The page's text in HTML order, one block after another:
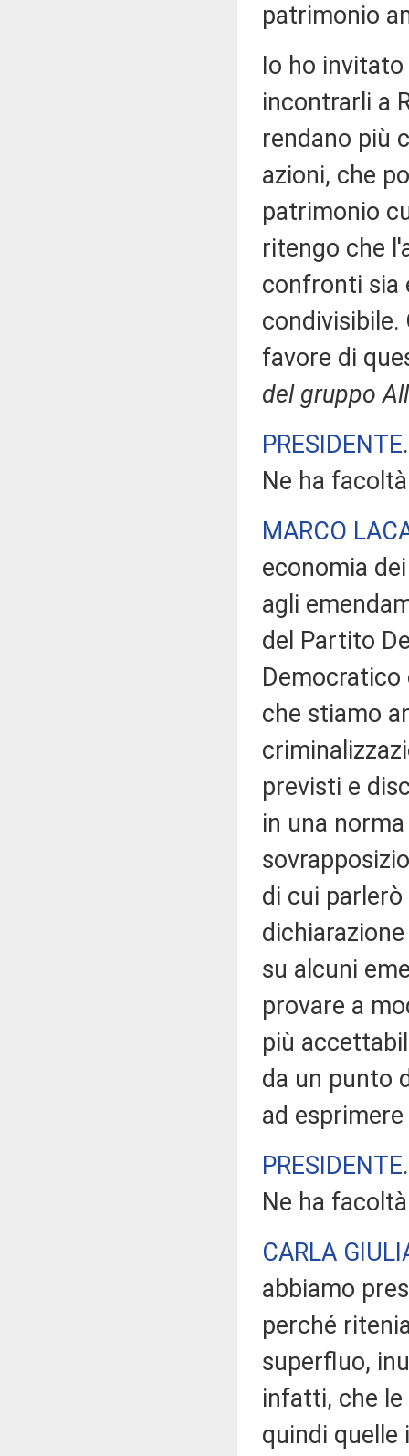
patrimonio
Io ho
incontrarli a
rendano più
azioni, che
patrimonio
ritengo che
confronti sia
condivisibile.
favore di
del gruppo
PRESIDENTE
Ne ha
MARCO
economia
agli
del Partito
Democratico
che stiamo
previsti e
in una
di cui
su alcuni
provare a
più
da un punto
ad
PRESIDENTE
Ne ha
CARLA
abbiamo
perché
superfluo,
infatti, che
quindi quelle